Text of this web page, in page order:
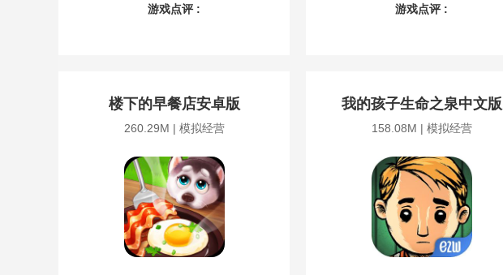
游戏点评 : 游戏点评 :
楼下的早餐店安卓版
260.29M | 模拟经营
我的孩子生命之泉中文版
158.08M | 模拟经营